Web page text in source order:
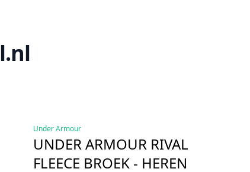
Under Armour
UNDER ARMOUR RIVAL
FLEECE BROEK - HEREN